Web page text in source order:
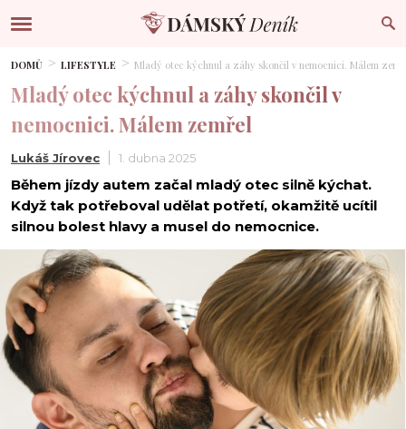
DOMŮ LIFESTYLE Mladý otec kýchnul a záhy skončil v nemocnici. Málem
Mladý otec kýchnul a záhy skončil v
nemocnici. Málem zemřel
Lukáš Jírovec 1. dubna 2025
Během jízdy autem začal mladý otec silně kýchat.
Když tak potřeboval udělat potřetí, okamžitě ucítil
silnou bolest hlavy a musel do nemocnice.